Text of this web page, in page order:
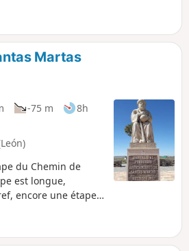
qui vous laissera du temps
Martas
-75 m
8h
du Chemin de
est longue,
encore une étape
avec
rectilignes sans